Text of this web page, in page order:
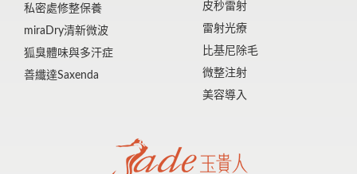
私密處修整保養
miraDry清新微波
狐臭體味與多汗症
善纖達Saxenda
皮秒雷射
雷射光療
比基尼除毛
微整注射
美容導入